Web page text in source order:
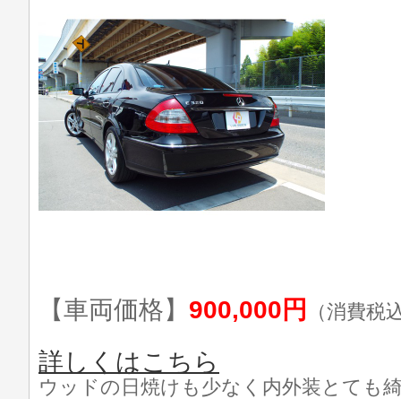
【車両価格】 900,000円 （消費税
詳しくはこちら
ウッドの日焼けも少なく内外装とても